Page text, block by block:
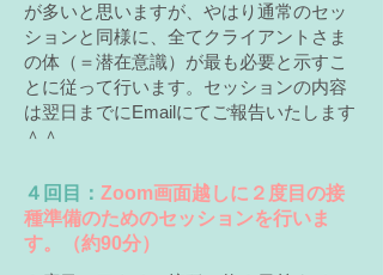
が多いと思いますが、やはり通常のセッ
ションと同様に、全てクライアントさま
の体（＝潜在意識）が最も必要と示すこ
とに従って行います。セッションの内容
は翌日までにEmailにてご報告いたします
＾＾
​４回目： Zoom画面越しに２度目の接
種準備のためのセッションを行いま
す。（約90分）